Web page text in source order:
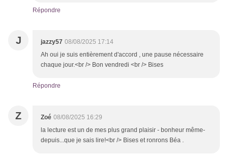
Répondre
J jazzy57 08/08/2025 17:14
Ah oui je suis entièrement d'accord , une pause nécessaire
chaque jour.<br /> Bon vendredi <br /> Bises
Répondre
Z Zoé 08/08/2025 16:29
la lecture est un de mes plus grand plaisir - bonheur même-
depuis...que je sais lire!<br /> Bises et ronrons Béa .